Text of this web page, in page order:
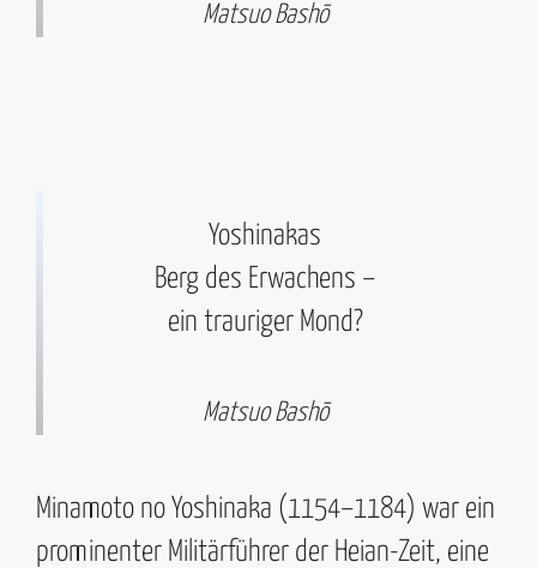
Matsuo Bashō
Yoshinakas
Berg des Erwachens –
ein trauriger Mond?
Matsuo Bashō
Minamoto no Yoshinaka (1154–1184) war ein
prominenter Militärführer der Heian-Zeit, eine